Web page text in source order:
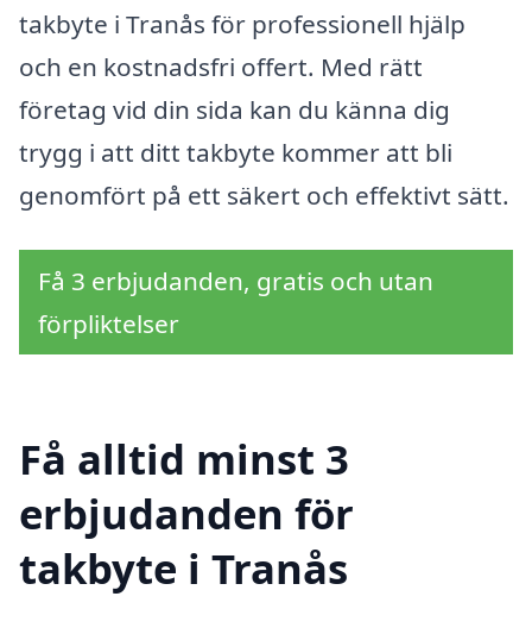
takbyte i Tranås för professionell hjälp
och en kostnadsfri offert. Med rätt
företag vid din sida kan du känna dig
trygg i att ditt takbyte kommer att bli
genomfört på ett säkert och effektivt sätt.
Få 3 erbjudanden, gratis och utan
förpliktelser
Få alltid minst 3
erbjudanden för
takbyte i Tranås